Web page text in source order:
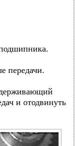
передачи.
и отодвинуть